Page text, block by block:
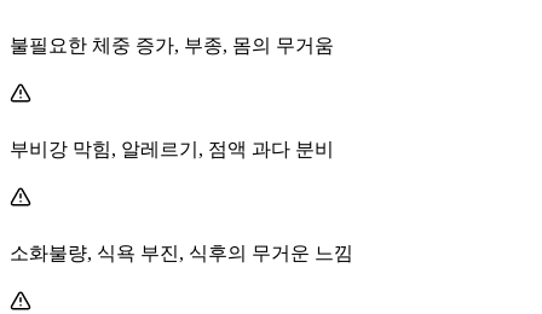
불필요한 체중 증가, 부종, 몸의 무거움
부비강 막힘, 알레르기, 점액 과다 분비
소화불량, 식욕 부진, 식후의 무거운 느낌